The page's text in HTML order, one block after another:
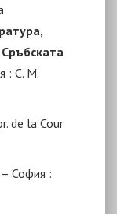
: С. М.
de la Cour
София :